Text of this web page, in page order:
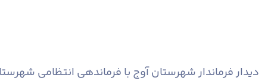
دیدار فرماندار شهرستان آوج با فرماندهی انتظامی